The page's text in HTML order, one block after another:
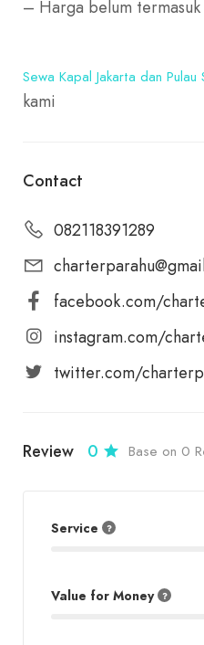
– Harga belum
Sewa Kapal Jakarta dan Pulau
kami
Contact
082118391289
facebook.com/
instagram.com/
twitter.com/
Review 0 Base on 0
Service
Value for Money